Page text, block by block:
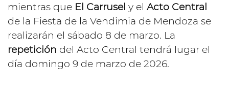
mientras que El Carrusel y el Acto Central
de la Fiesta de la Vendimia de Mendoza se
realizarán el sábado 8 de marzo. La
repetición del Acto Central tendrá lugar el
día domingo 9 de marzo de 2026.